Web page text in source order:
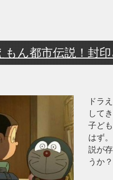
もん都市伝説！封
ドラ
して
子ど
はず
説が
うか